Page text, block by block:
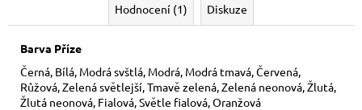
Hodnocení (1) Diskuze
Barva Příze
Černá, Bílá, Modrá svštlá, Modrá, Modrá tmavá, Červená,
Růžová, Zelená světlejší, Tmavě zelená, Zelená neonová, Žlutá,
Žlutá neonová, Fialová, Světle fialová, Oranžová